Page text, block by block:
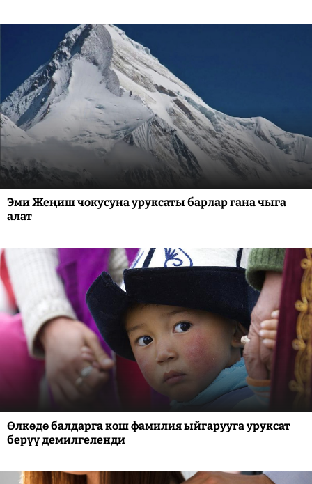
Эми Жеңиш чокусуна уруксаты барлар гана чыга
алат
Өлкөдө балдарга кош фамилия ыйгарууга уруксат
берүү демилгеленди